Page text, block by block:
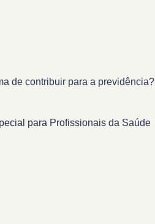
de contribuir para a previdência?
para Profissionais da Saúde